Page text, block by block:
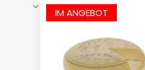
IM ANGEBOT